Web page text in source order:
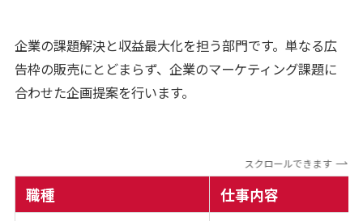
企業の課題解決と収益最大化を担う部門です。単なる広
告枠の販売にとどまらず、企業のマーケティング課題に
合わせた企画提案を行います。
スクロールできます
職種
仕事内容